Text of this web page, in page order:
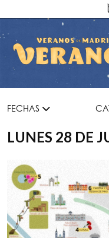
FECHAS
LUNES 28 DE